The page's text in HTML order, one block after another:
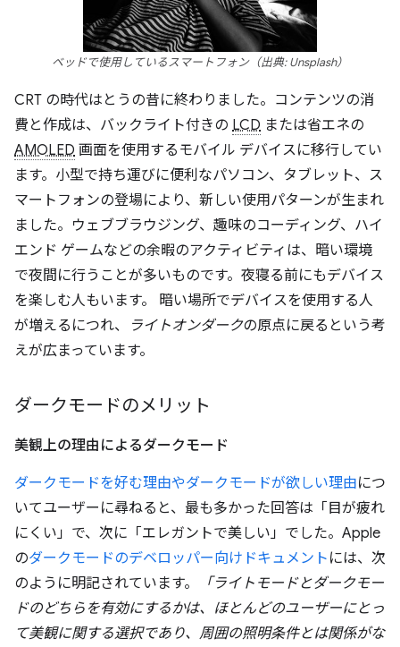
ベッドで使用しているスマートフォン（出典: Unsplash）
CRT の時代はとうの昔に終わりました。コンテンツの消
費と作成は、バックライト付きの LCD または省エネの
AMOLED 画面を使用するモバイル デバイスに移行してい
ます。小型で持ち運びに便利なパソコン、タブレット、ス
マートフォンの登場により、新しい使用パターンが生まれ
ました。ウェブブラウジング、趣味のコーディング、ハイ
エンド ゲームなどの余暇のアクティビティは、暗い環境
で夜間に行うことが多いものです。夜寝る前にもデバイス
を楽しむ人もいます。 暗い場所でデバイスを使用する人
が増えるにつれ、
ライトオンダークの原点に戻るという考
えが広まっています。
ダークモードのメリット
美観上の理由によるダークモード
ダークモードを好む理由やダークモードが欲しい理由につ
いてユーザーに尋ねると、最も多かった回答は「目が疲れ
にくい」 で、次に「エレガントで美しい」 でした。Apple
のダークモードのデベロッパー向けドキュメント には、次
のように明記されています。
「ライトモードとダークモー
ドのどちらを有効にするかは、ほとんどのユーザーにとっ
て美観に関する選択であり、周囲の照明条件とは関係がな